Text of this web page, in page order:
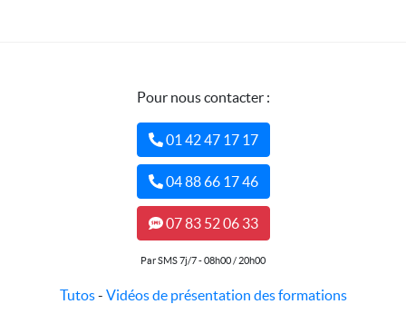
Pour nous contacter :
01 42 47 17 17
04 88 66 17 46
07 83 52 06 33
Par SMS 7j/7 - 08h00 / 20h00
Tutos- Vidéos de présentation des formations